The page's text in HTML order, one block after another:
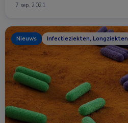
7 sep. 2021
Nieuws Infectieziekten, Longziekten